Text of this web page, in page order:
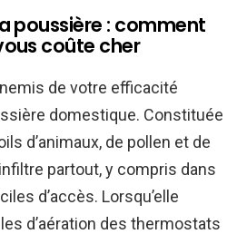
poussière : comment
coûte cher
de votre efficacité
domestique. Constituée
d’animaux, de pollen et de
partout, y compris dans
d’accès. Lorsqu’elle
d’aération des thermostats